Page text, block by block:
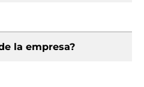
la empresa?